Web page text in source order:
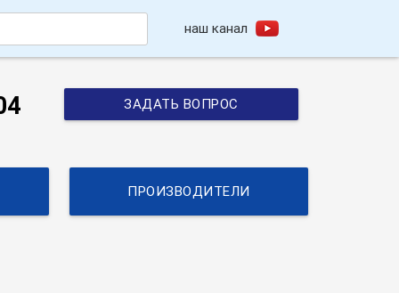
наш канал
ЗАДАТЬ ВОПРОС
ПРОИЗВОДИТЕЛИ